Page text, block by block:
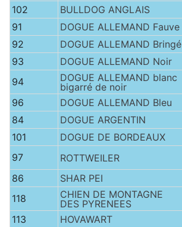
102 BULLDOG ANGLAIS
91 DOGUE ALLEMAND Fauve
92 DOGUE ALLEMAND Bringé
93 DOGUE ALLEMAND Noir
94
DOGUE ALLEMAND blanc
bigarré de noir
96 DOGUE ALLEMAND Bleu
84 DOGUE ARGENTIN
101 DOGUE DE BORDEAUX
97 ROTTWEILER
86 SHAR PEI
118
CHIEN DE MONTAGNE
DES PYRENEES
113 HOVAWART